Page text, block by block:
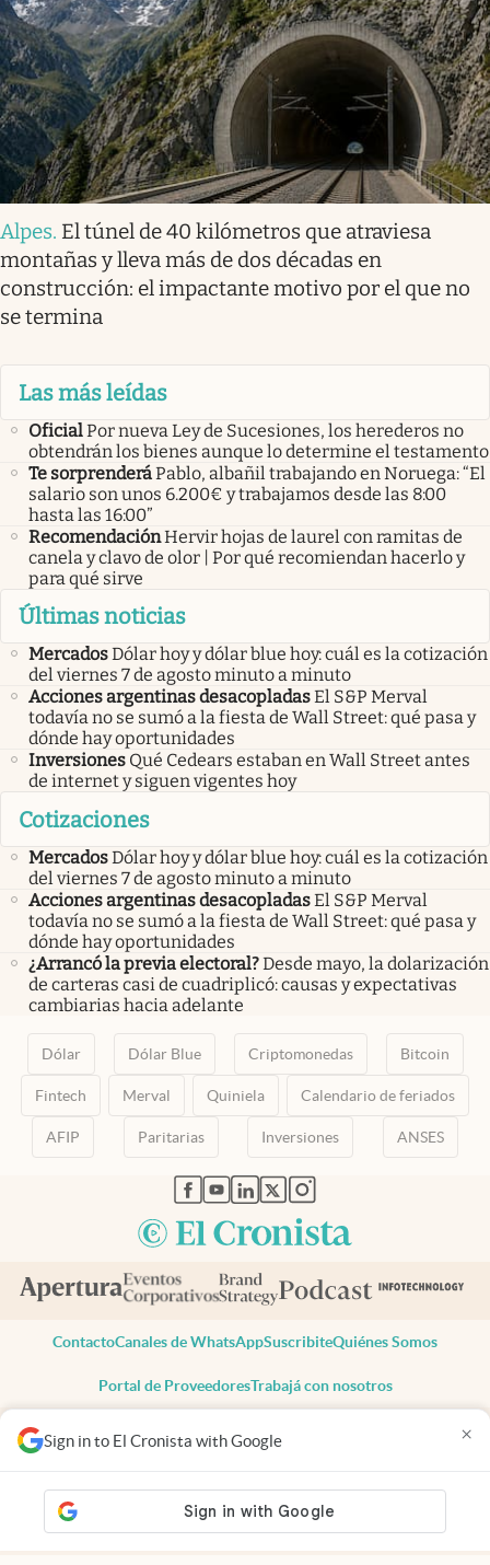
Sign in to El Cronista with Google ×
Alpes. El túnel de 40 kilómetros que atraviesa
montañas y lleva más de dos décadas en
construcción: el impactante motivo por el que no
se termina
Las más leídas
OficialPor nueva Ley de Sucesiones, los herederos no
obtendrán los bienes aunque lo determine el testamento
Te sorprenderáPablo, albañil trabajando en Noruega: “El
salario son unos 6.200€ y trabajamos desde las 8:00
hasta las 16:00”
RecomendaciónHervir hojas de laurel con ramitas de
canela y clavo de olor | Por qué recomiendan hacerlo y
para qué sirve
Últimas noticias
MercadosDólar hoy y dólar blue hoy: cuál es la cotización
del viernes 7 de agosto minuto a minuto
Acciones argentinas desacopladasEl S&P Merval
todavía no se sumó a la fiesta de Wall Street: qué pasa y
dónde hay oportunidades
Inversiones Qué Cedears estaban en Wall Street antes
de internet y siguen vigentes hoy
Cotizaciones
MercadosDólar hoy y dólar blue hoy: cuál es la cotización
del viernes 7 de agosto minuto a minuto
Acciones argentinas desacopladasEl S&P Merval
todavía no se sumó a la fiesta de Wall Street: qué pasa y
dónde hay oportunidades
¿Arrancó la previa electoral?Desde mayo, la dolarización
de carteras casi de cuadriplicó: causas y expectativas
cambiarias hacia adelante
Dólar Dólar Blue Criptomonedas Bitcoin
Fintech Merval Quiniela Calendario de feriados
AFIP Paritarias Inversiones ANSES
abre en nueva pestaña
abre en nueva pestaña
abre en nueva pestaña
abre en nueva pestaña
abre en nueva pestaña
ContactoCanales de WhatsAppSuscribiteQuiénes Somos
Portal de ProveedoresTrabajá con nosotros
Todos los derechos reservados
Privacidad
Consentimiento
Tel:+54 11 7078-3270